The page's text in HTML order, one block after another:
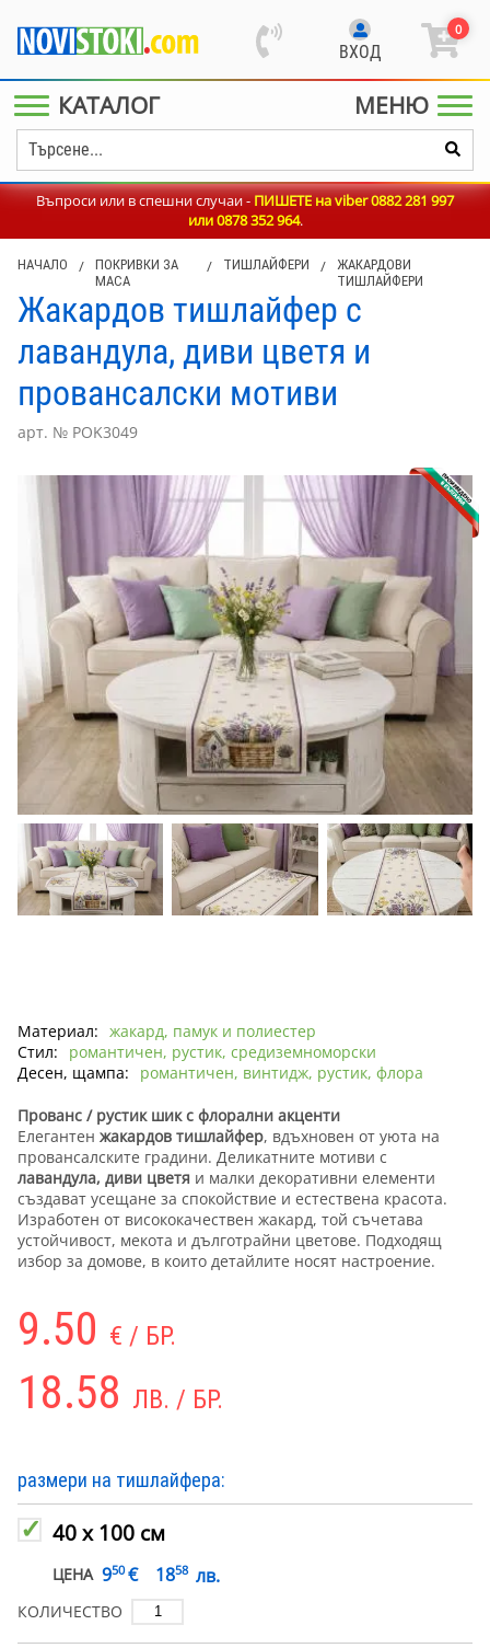
ВХОД
0
КАТАЛОГ МЕНЮ
Въпроси или в спешни случаи -ПИШЕТЕ на viber 0882 281 997
или0878 352 964.
НАЧАЛО /
ПОКРИВКИ ЗА
МАСА
/ ТИШЛАЙФЕРИ /
ЖАКАРДОВИ
ТИШЛАЙФЕРИ
Жакардов тишлайфер с
лавандула, диви цветя и
провансалски мотиви
арт. № POK3049
Материал: жакард, памук и полиестер
Стил:
романтичен, рустик, средиземноморски
Десен, щампа:
романтичен, винтидж, рустик, флора
Прованс / рустик шик с флорални акценти
Елегантен жакардов тишлайфер, вдъхновен от уюта на
провансалските градини. Деликатните мотиви с
лавандула, диви цветя и малки декоративни елементи
създават усещане за спокойствие и естествена красота.
Изработен от висококачествен жакард, той съчетава
устойчивост, мекота и дълготрайни цветове. Подходящ
избор за домове, в които детайлите носят настроение.
9.50 € / БР.
18.58 ЛВ. / БР.
размери на тишлайфера:
40 х 100 см
ЦЕНА 950 € 1858 лв.
КОЛИЧЕСТВО